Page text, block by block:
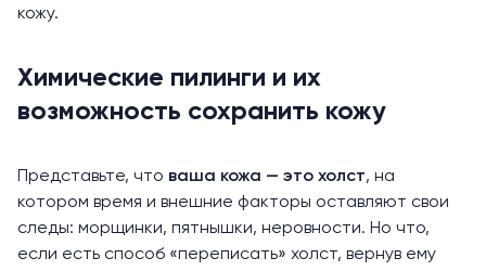
кожу.
Химические пилинги и их
возможность сохранить кожу
Представьте, что ваша кожа — это холст, на
котором время и внешние факторы оставляют свои
следы: морщинки, пятнышки, неровности. Но что,
если есть способ «переписать» холст, вернув ему